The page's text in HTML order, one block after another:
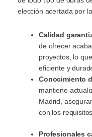
elección acertada por
Calidad
de ofrecer
proyectos, lo
eficiente y
Conocimiento
mantiene
Madrid,
con los
Profesionales